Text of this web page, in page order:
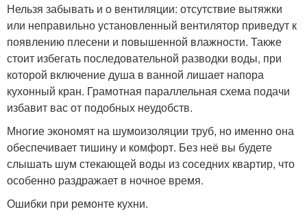
Нельзя забывать и о вентиляции: отсутствие вытяжки
или неправильно установленный вентилятор приведут к
появлению плесени и повышенной влажности. Также
стоит избегать последовательной разводки воды, при
которой включение душа в ванной лишает напора
кухонный кран. Грамотная параллельная схема подачи
избавит вас от подобных неудобств.
Многие экономят на шумоизоляции труб, но именно она
обеспечивает тишину и комфорт. Без неё вы будете
слышать шум стекающей воды из соседних квартир, что
особенно раздражает в ночное время.
Ошибки при ремонте кухни.